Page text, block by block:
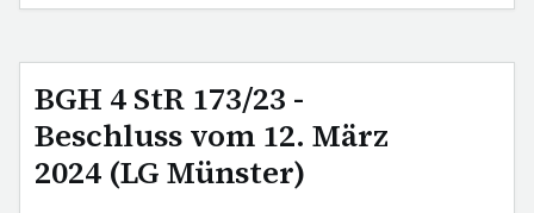
BGH 4 StR 173/23 -
Beschluss vom 12. März
2024 (LG Münster)